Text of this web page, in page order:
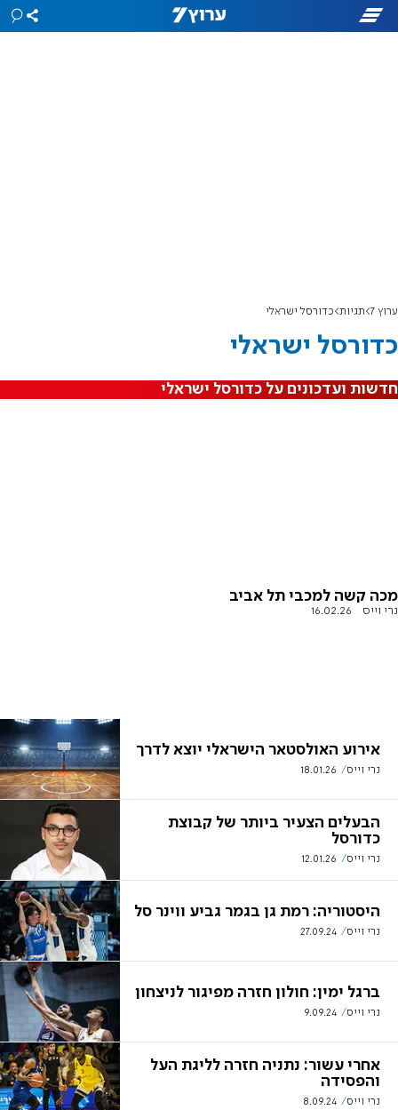
ערוץ 7 תגיות כדורסל ישראלי
כדורסל ישראלי
חדשות ועדכונים על כדורסל ישראלי
מכה קשה למכבי תל אביב
נרי וייס 16.02.26
אירוע האולסטאר הישראלי יוצא לדרך
נרי וייס 18.01.26
הבעלים הצעיר ביותר של קבוצת
כדורסל
נרי וייס 12.01.26
היסטוריה: רמת גן בגמר גביע ווינר סל
נרי וייס 27.09.24
ברגל ימין: חולון חזרה מפיגור לניצחון
נרי וייס 9.09.24
אחרי עשור: נתניה חזרה לליגת העל
והפסידה
נרי וייס 8.09.24